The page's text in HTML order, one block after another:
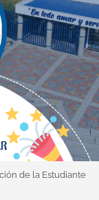
de la Estudiante